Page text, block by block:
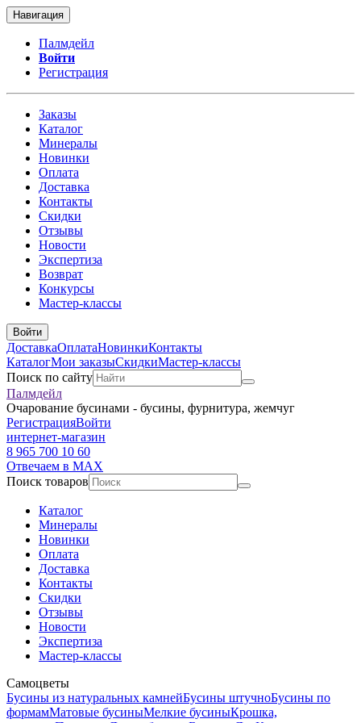
Навигация
Палмдейл
Войти
Регистрация
Заказы
Каталог
Минералы
Новинки
Оплата
Доставка
Контакты
Скидки
Отзывы
Новости
Экспертиза
Возврат
Конкурсы
Мастер-классы
Войти
ДоставкаОплатаНовинкиКонтакты
КаталогМои заказыСкидкиМастер-классы
Поиск по сайту
Палмдейл
Очарование бусинами - бусины, фурнитура, жемчуг
РегистрацияВойти
интернет-магазин
8 965 700 10 60
Отвечаем в MAX
Поиск товаров
Каталог
Минералы
Новинки
Оплата
Доставка
Контакты
Скидки
Отзывы
Новости
Экспертиза
Мастер-классы
Самоцветы
Бусины из натуральных камнейБусины штучноБусины по
формамМатовые бусиныМелкие бусиныКрошка,